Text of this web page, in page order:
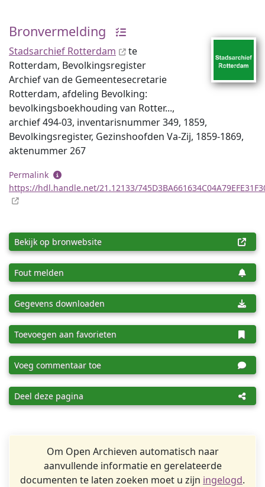
Bronvermelding
Stadsarchief Rotterdam
te
Rotterdam, Bevolkingsregister
Archief van de Gemeentesecretarie
Rotterdam, afdeling Bevolking:
bevolkingsboekhouding van Rotter...,
archief 494-03, inventaris­num­mer 349, 1859,
Bevolkingsregister, Gezinshoofden Va-Zij, 1859-1869,
aktenummer 267
Permalink
https://hdl.handle.net/21.12133/
Bekijk op bronwebsite
Fout melden
Gegevens downloaden
Toevoegen aan favorieten
Voeg commentaar toe
Deel deze pagina
Om Open Archieven automatisch naar
aanvullende informatie en gerelateerde
documenten te laten zoeken moet u zijn ingelogd.